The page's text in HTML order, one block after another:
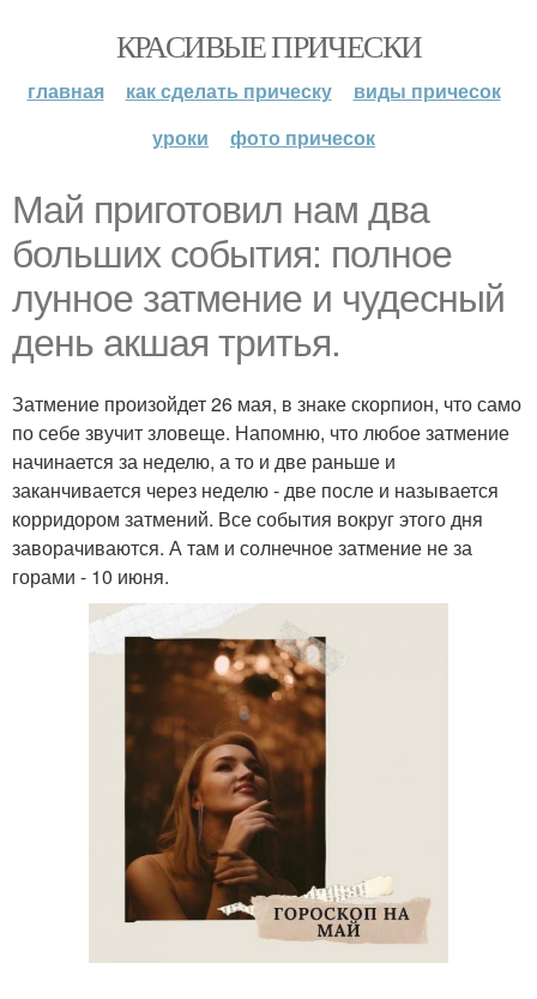
КРАСИВЫЕ ПРИЧЕСКИ
главная как сделать прическу
виды причесок
уроки
фото причесок
Май приготовил нам два
больших события: полное
лунное затмение и чудесный
день акшая тритья.
Затмение произойдет 26 мая, в знаке скорпион, что само
по себе звучит зловеще. Напомню, что любое затмение
начинается за неделю, а то и две раньше и
заканчивается через неделю - две после и называется
корридором затмений. Все события вокруг этого дня
заворачиваются. А там и солнечное затмение не за
горами - 10 июня.